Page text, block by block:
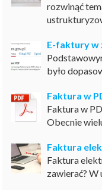
rozwinąć
E-faktury w
było
Faktura w
Faktura w
Obecnie
Faktura
Faktura
zawierać? W